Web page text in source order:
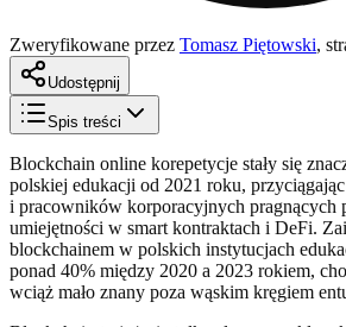
Zweryfikowane przez Tomasz Piętowski,
Udostępnij
Spis treści
Blockchain online korepetycje stały się
polskiej edukacji od 2021 roku,
i pracowników korporacyjnych pragnących
umiejętności w smart kontraktach i DeFi.
blockchainem w polskich instytucjach
ponad 40% między 2020 a 2023 rokiem,
wciąż mało znany poza wąskim kręgiem